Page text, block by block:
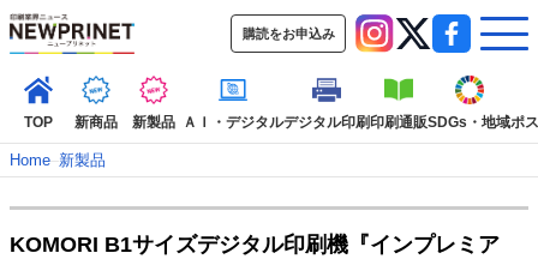
購読をお申込み
TOP 新商品 新製品 ＡＩ・デジタルデジタル印刷印刷通販SDGs・地域ポ
Home–新製品
KOMORI B1サイズデジタル印刷機『インプレミア